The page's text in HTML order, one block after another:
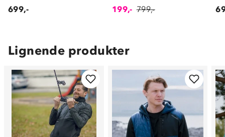
699,- 199,- 799,-
Lignende produkter